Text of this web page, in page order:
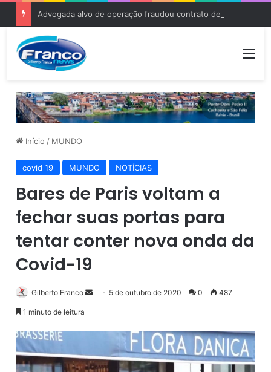
Início / MUNDO
covid 19 MUNDO NOTÍCIAS
Bares de Paris voltam a
fechar suas portas para
tentar conter nova onda da
Covid-19
Gilberto Franco
u
5 de outubro de 2020 0 487
1 minuto de leitura